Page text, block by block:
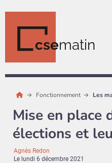
csematin
Fonctionnement Les
Mise en place
élections et
Agnès Redon
Le lundi 6 décembre 2021